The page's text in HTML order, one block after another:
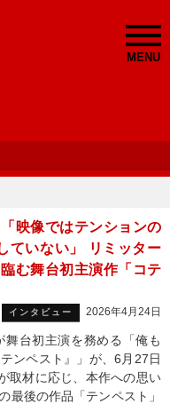
MENU
映像ではテンションの
ていない」 リミッター
む舞台初主演作「コテ
インタビュー 2026年4月24日
台初主演を務める「俺も
ンペスト』」が、6月27日
取材に応じ、本作への思い
後の作品「テンペスト」